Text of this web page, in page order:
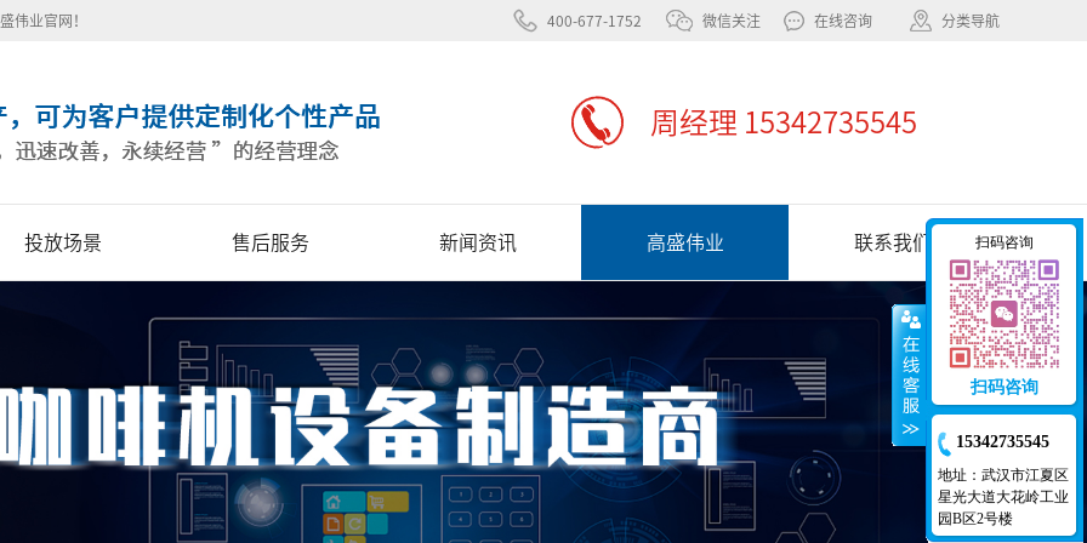
伟业官网！ 400-677-1752 微信关注 在线咨询 分类导航
周经理 15342735545
投放场景 售后服务 新闻资讯 高盛伟业 联系我们 扫码咨询
扫码咨询
15342735545
地址：武汉市江夏区
星光大道大花岭工业
园B区2号楼